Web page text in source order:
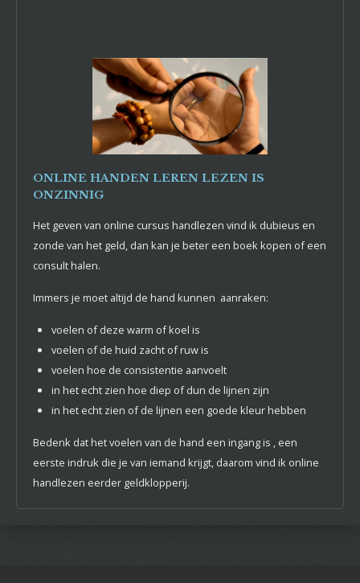
ONLINE HANDEN LEREN LEZEN IS
ONZINNIG
Het geven van online cursus handlezen vind ik dubieus en
zonde van het geld, dan kan je beter een boek kopen of een
consult halen.
Immers je moet altijd de hand kunnen aanraken:
voelen of deze warm of koel is
voelen of de huid zacht of ruw is
voelen hoe de consistentie aanvoelt
in het echt zien hoe diep of dun de lijnen zijn
in het echt zien of de lijnen een goede kleur hebben
Bedenk dat het voelen van de hand een ingang is , een
eerste indruk die je van iemand krijgt, daarom vind ik online
handlezen eerder geldklopperij.